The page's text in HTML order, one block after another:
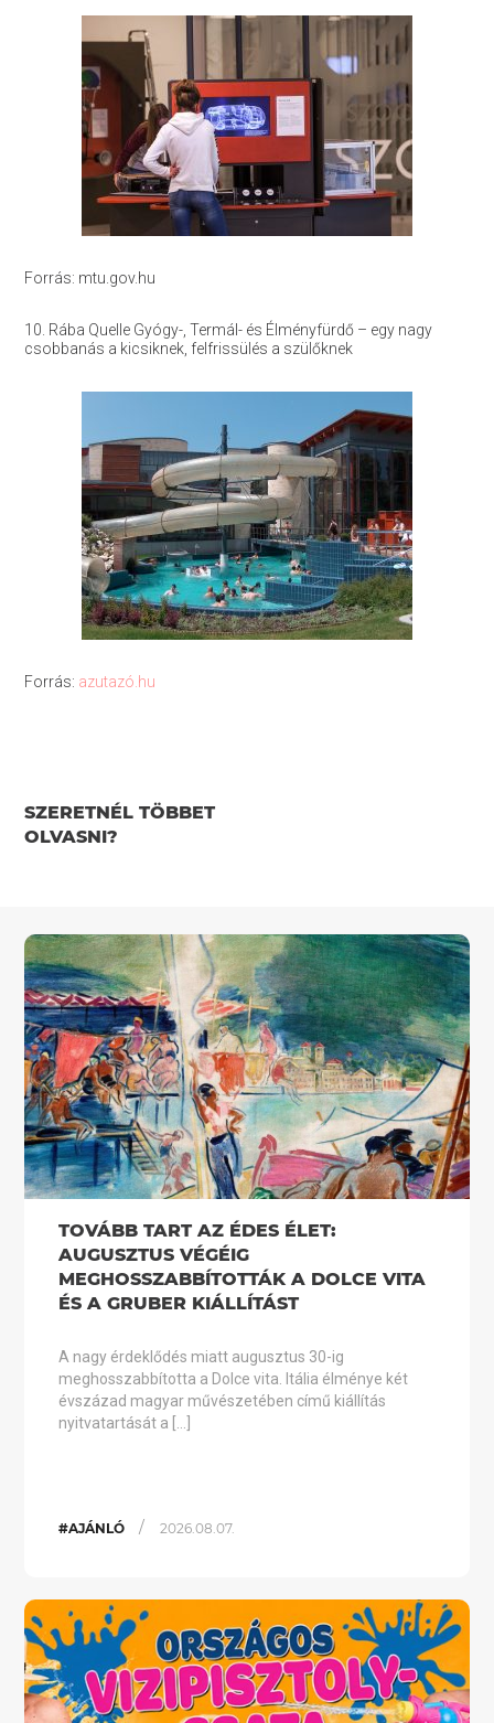
Forrás: mtu.gov.hu
10. Rába Quelle Gyógy-, Termál- és Élményfürdő – egy nagy
csobbanás a kicsiknek, felfrissülés a szülőknek
Forrás: azutazó.hu
SZERETNÉL TÖBBET
OLVASNI?
TOVÁBB TART AZ ÉDES ÉLET:
AUGUSZTUS VÉGÉIG
MEGHOSSZABBÍTOTTÁK A DOLCE VITA
ÉS A GRUBER KIÁLLÍTÁST
A nagy érdeklődés miatt augusztus 30-ig
meghosszabbította a Dolce vita. Itália élménye két
évszázad magyar művészetében című kiállítás
nyitvatartását a […]
#AJÁNLÓ / 2026.08.07.